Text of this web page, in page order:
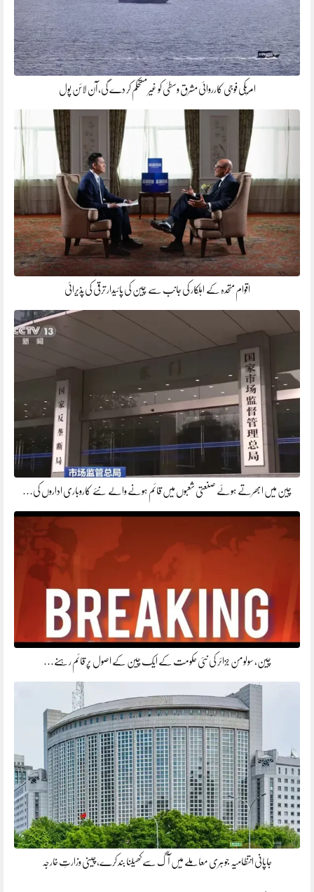
امریکی فوجی کارروائی مشرق وسطیٰ کو غیر مستحکم کر دے گی، آن لائن پول
اقوام متحدہ کے اہلکار کی جانب سے چین کی پائیدار ترقی کی پذیرائی
چین میں ابھرتے ہوئے صنعتی شعبوں میں قائم ہونے والے نئے کاروباری اداروں کی…
چین، سولومن جزائر کی نئی حکومت کے ایک چین کے اصول پر قائم رہنے…
جاپانی انتظامیہ جوہری معاملے میں آگ سے کھیلنا بند کرے، چینی وزارتِ خارجہ